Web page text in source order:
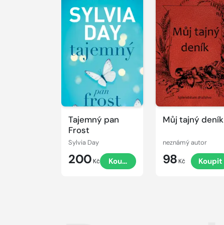
Tajemný pan
Frost
Sylvia Day
200 Kč Koupit
Můj tajný deník
neznámý autor
98 Kč Koupit